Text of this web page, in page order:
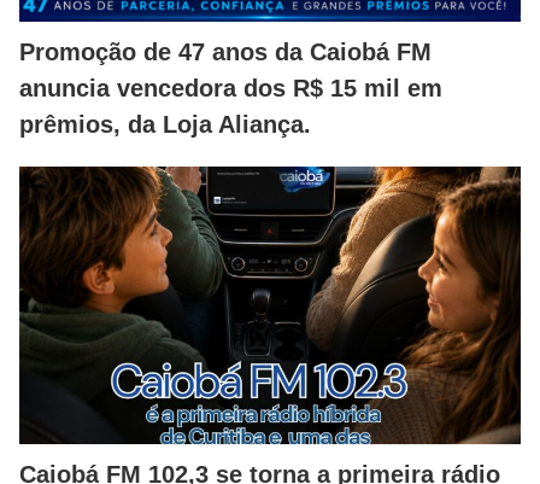
Promoção de 47 anos da Caiobá FM
anuncia vencedora dos R$ 15 mil em
prêmios, da Loja Aliança.
Caiobá FM 102,3 se torna a primeira rádio